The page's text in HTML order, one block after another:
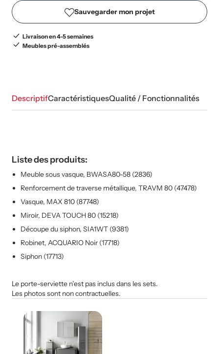
Sauvegarder mon projet
Livraison en 4-5 semaines
Meubles pré-assemblés
DescriptifCaractéristiquesQualité / Fonctionnalités
Liste des produits:
Meuble sous vasque, BWASA80-58 (2836)
Renforcement de traverse métallique, TRAVM 80 (47478)
Vasque, MAX 810 (87748)
Miroir, DEVA TOUCH 80 (15218)
Découpe du siphon, SIA1WT (9381)
Robinet, ACQUARIO Noir (17718)
Siphon (17713)
Le porte-serviette n’est pas inclus dans les sets.
Les photos sont non contractuelles.